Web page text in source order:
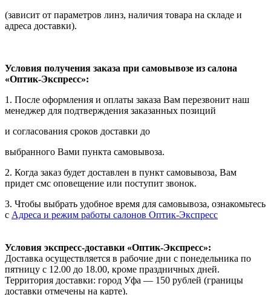
(зависит от параметров линз, наличия товара на складе и
адреса доставки).
Условия получения заказа при самовывозе из салона
«Оптик-Экспресс»:
1. После оформления и оплаты заказа Вам перезвонит наш
менеджер для подтверждения заказанных позиций
и согласования сроков доставки до
выбранного Вами пункта самовывоза.
2. Когда заказ будет доставлен в пункт самовывоза, Вам
придет смс оповещение или поступит звонок.
3. Чтобы выбрать удобное время для самовывоза, ознакомьтесь
с Адреса и режим работы салонов Оптик-Экспресс
Условия экспресс-доставки «Оптик-Экспресс»:
Доставка осуществляется в рабочие дни с понедельника по
пятницу с 12.00 до 18.00, кроме праздничных дней.
Территория доставки: город Уфа — 150 рублей (границы
доставки отмечены на карте).